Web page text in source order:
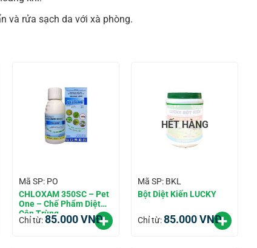
và rửa sạch da với xà phòng.
Mã SP: PO
CHLOXAM 350SC – Pet
One – Chế Phẩm Diệt
Côn Trùng
Chỉ từ:85.000VNĐ
HẾT HÀNG
Mã SP: BKL
Bột Diệt Kiến LUCKY
Chỉ từ:85.000VNĐ